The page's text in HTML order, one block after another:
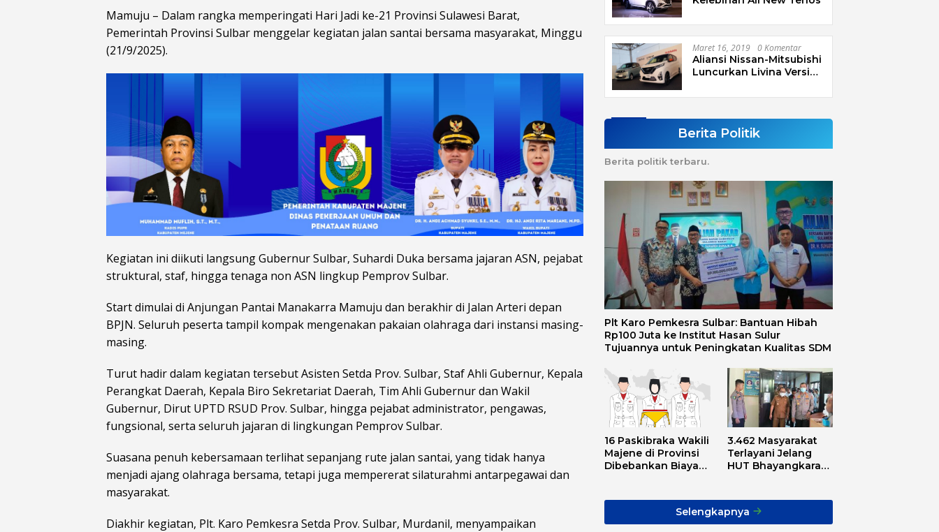
Mamuju – Dalam rangka memperingati Hari Jadi ke-21 Provinsi Sulawesi Barat,
Pemerintah Provinsi Sulbar menggelar kegiatan jalan santai bersama masyarakat, Minggu
(21/9/2025).
Kegiatan ini diikuti langsung Gubernur Sulbar, Suhardi Duka bersama jajaran ASN, pejabat
struktural, staf, hingga tenaga non ASN lingkup Pemprov Sulbar.
Start dimulai di Anjungan Pantai Manakarra Mamuju dan berakhir di Jalan Arteri depan
BPJN. Seluruh peserta tampil kompak mengenakan pakaian olahraga dari instansi masing-
masing.
Turut hadir dalam kegiatan tersebut Asisten Setda Prov. Sulbar, Staf Ahli Gubernur, Kepala
Perangkat Daerah, Kepala Biro Sekretariat Daerah, Tim Ahli Gubernur dan Wakil
Gubernur, Dirut UPTD RSUD Prov. Sulbar, hingga pejabat administrator, pengawas,
fungsional, serta seluruh jajaran di lingkungan Pemprov Sulbar.
Suasana penuh kebersamaan terlihat sepanjang rute jalan santai, yang tidak hanya
menjadi ajang olahraga bersama, tetapi juga mempererat silaturahmi antarpegawai dan
masyarakat.
Diakhir kegiatan, Plt. Karo Pemkesra Setda Prov. Sulbar, Murdanil, menyampaikan
Maret 16, 2019 0 Komentar
Aliansi Nissan-Mitsubishi
Luncurkan Livina Versi
Berita Politik
Berita politik terbaru.
Plt Karo Pemkesra Sulbar: Bantuan Hibah
Rp100 Juta ke Institut Hasan Sulur
Tujuannya untuk Peningkatan Kualitas SDM
16 Paskibraka Wakili
Majene di Provinsi
Dibebankan Biaya
Semua
3.462 Masyarakat
Terlayani Jelang
HUT Bhayangkara
Selengkapnya